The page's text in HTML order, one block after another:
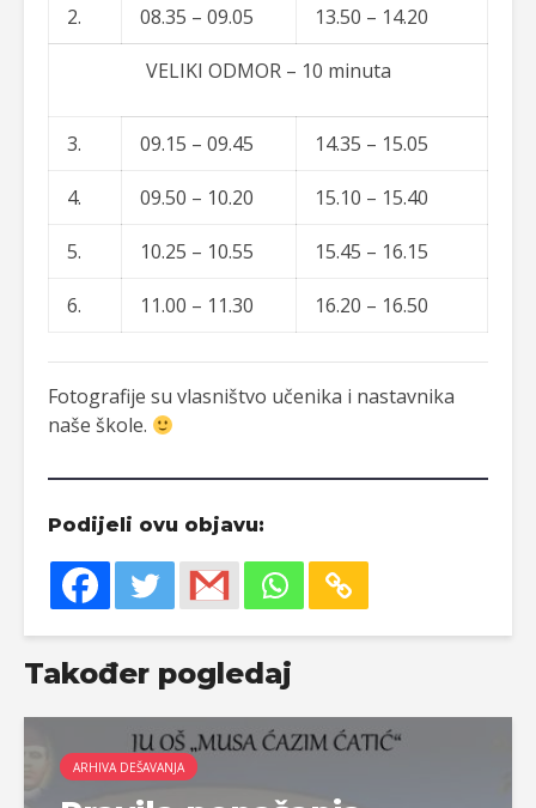
2. 08.35 – 09.05 13.50 – 14.20
VELIKI ODMOR – 10 minuta
3. 09.15 – 09.45 14.35 – 15.05
4. 09.50 – 10.20 15.10 – 15.40
5. 10.25 – 10.55 15.45 – 16.15
6. 11.00 – 11.30 16.20 – 16.50
Fotografije su vlasništvo učenika i nastavnika
naše škole.
Podijeli ovu objavu:
Također pogledaj
ARHIVA DEŠAVANJA